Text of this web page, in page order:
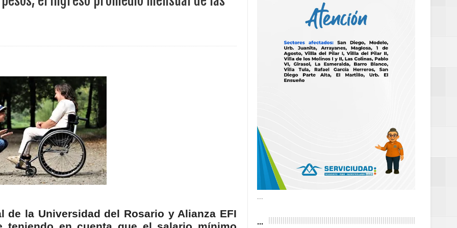
el Mecanismo Articulador Departamental para el abordaje de las violencias
continúa renovando espacios comunitarios que llevaban décadas sin
la vida de 68 estudiantes rurales en Filadelfia gracias al Gobierno de
en Tuluá tendrá comedor comunitario gracias al Galardón de la Mujer
de la Universidad del Rosario y Alianza EFI
...